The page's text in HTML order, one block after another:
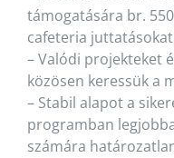
támogatására br.
cafeteria juttatásokat
– Valódi projekteket
közösen keressük a
– Stabil alapot a
programban
számára